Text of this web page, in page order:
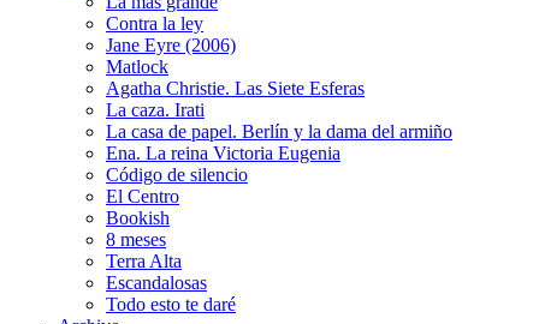
Contra la ley
Jane Eyre (2006)
Matlock
Agatha Christie. Las Siete Esferas
La caza. Irati
La casa de papel. Berlín y la dama del armiño
Ena. La reina Victoria Eugenia
Código de silencio
El Centro
Bookish
8 meses
Terra Alta
Escandalosas
Todo esto te daré